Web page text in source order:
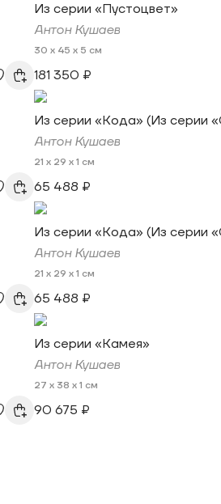
Из серии «Пустоцвет»
Антон Кушаев
30 x 45 x 5 см
181 350 ₽
Из серии «Кода» (Из серии
Антон Кушаев
21 x 29 x 1 см
65 488 ₽
Из серии «Кода» (Из серии
Антон Кушаев
21 x 29 x 1 см
65 488 ₽
Из серии «Камея»
Антон Кушаев
27 x 38 x 1 см
90 675 ₽